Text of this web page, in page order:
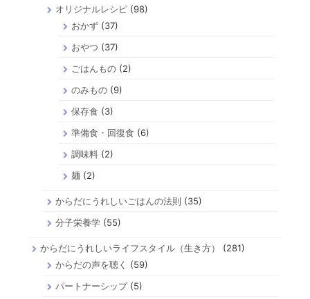
オリジナルレシピ (98)
おかず(37)
おやつ (37)
ごはんもの(2)
のみもの(9)
保存食 (3)
準備食・回復食 (6)
調味料(2)
麺 (2)
からだにうれしいごはんの法則 (35)
分子栄養学 (55)
からだにうれしいライフスタイル（生き方）
(281)
からだの声を聴く
(59)
パートナーシップ(5)